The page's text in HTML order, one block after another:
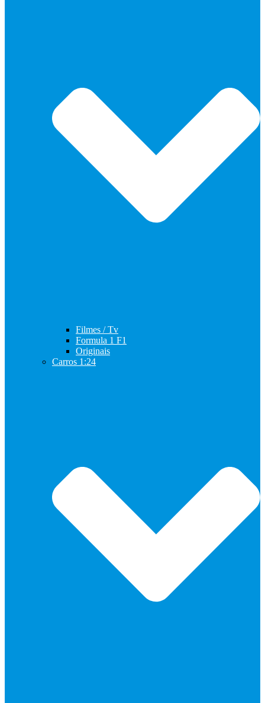
Filmes / Tv
Formula 1 F1
Originais
Carros 1:24